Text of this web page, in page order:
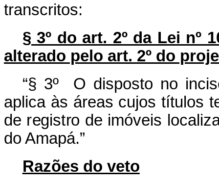
transcritos:
§ 3º do art. 2º da Lei nº
alterado pelo art. 2º do
“§ 3º O disposto no
aplica às áreas cujos títulos
de registro de imóveis
do Amapá.”
Razões do veto